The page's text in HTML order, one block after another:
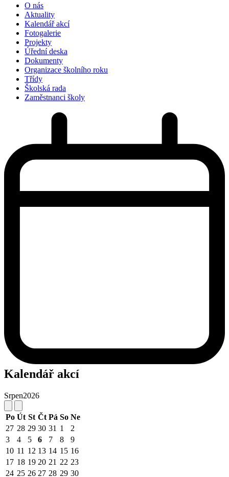
O nás
Aktuality
Kalendář akcí
Fotogalerie
Projekty
Úřední deska
Dokumenty
Organizace školního roku
Třídy
Školská rada
Zaměstnanci školy
Kalendář akcí
Srpen2026
Po Út St Čt Pá So Ne
27 28 29 30 31 1
2
3
4 5 6 7 8
9
10 11 12 13 14 15 16
17 18 19 20 21 22 23
24 25 26 27 28 29 30